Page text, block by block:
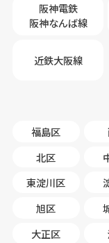
阪神電鉄
阪神なんば線
近鉄大阪線
福島区
北区
東淀川区
旭区
大正区